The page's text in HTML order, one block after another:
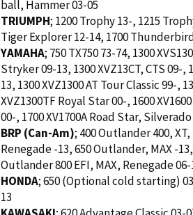
ball, Hammer 03-05
TRIUMPH; 1200 Trophy 13-, 1215
Tiger Explorer 12-14, 1700
YAMAHA; 750 TX750 73-74, 1300
Stryker 09-13, 1300 XVZ13CT, CTS
13, 1300 XVZ1300 AT Tour Classic 99-,
XVZ1300TF Royal Star 00-, 1600
00-, 1700 XV1700A Road Star, Silverado
BRP (Can-Am); 400 Outlander 400,
Renegade -13, 650 Outlander, MAX -
Outlander 800 EFI, MAX, Renegade
HONDA; 650 (Optional cold starting)
13